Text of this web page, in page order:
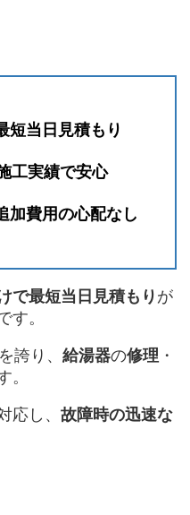
短当日見積もり
工実績で安心
加費用の心配なし
で最短当日見積もり が
す。
を誇り、 給湯器の修理 ・
。
応し、 故障時の迅速な